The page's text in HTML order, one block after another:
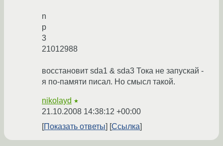
n
p
3
21012988
восстановит sda1 & sda3 Тока не запускай -
я по-памяти писал. Но смысл такой.
nikolayd ★
21.10.2008 14:38:12 +00:00
Показать ответы
Ссылка